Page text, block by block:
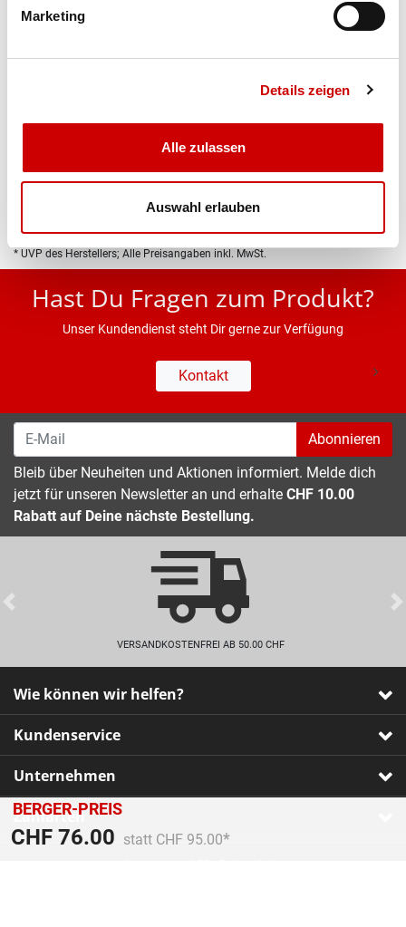
Marketing
Details zeigen
Alle zulassen
Auswahl erlauben
BERGER-PREIS
CHF 76.00 Preis reduziert von
statt CHF 95.00
An
Bis 17:00 Uhr bestellen: morgen geliefert - ab CHF 50.00
Produktbeschreibung
Eigenschaften
* UVP des Herstellers; Alle Preisangaben inkl. MwSt.
Hast Du Fragen zum Produkt?
Unser Kundendienst steht Dir gerne zur Verfügung
Kontakt
Abonnieren
Bleib über Neuheiten und Aktionen informiert. Melde dich
jetzt für unseren Newsletter an und erhalte CHF 10.00
Rabatt auf Deine nächste Bestellung.
VERSANDKOSTENFREI AB 50.00 CHF
Previous
Wie können wir helfen?
Kundenservice
Unternehmen
Zahlarten